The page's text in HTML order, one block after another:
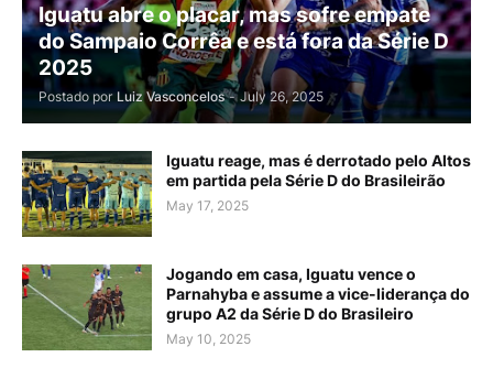
Iguatu abre o placar, mas sofre empate
do Sampaio Corrêa e está fora da Série D
2025
Postado por Luiz Vasconcelos - July 26, 2025
Iguatu reage, mas é derrotado pelo Altos
em partida pela Série D do Brasileirão
May 17, 2025
Jogando em casa, Iguatu vence o
Parnahyba e assume a vice-liderança do
grupo A2 da Série D do Brasileiro
May 10, 2025